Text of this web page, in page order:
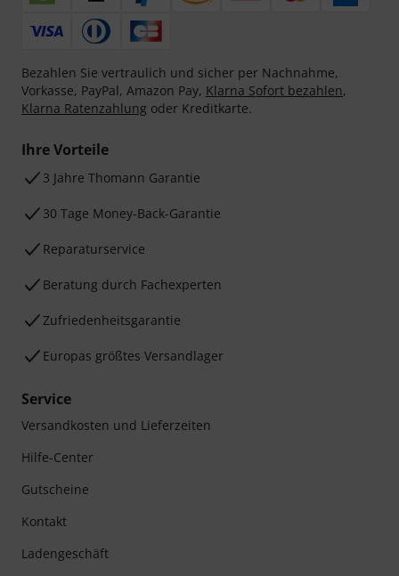
Bezahlen Sie vertraulich und sicher per Nachnahme,
Vorkasse, PayPal, Amazon Pay, Klarna Sofort bezahlen,
Klarna Ratenzahlung oder Kreditkarte.
Ihre Vorteile
3 Jahre Thomann Garantie
30 Tage Money-Back-Garantie
Reparaturservice
Beratung durch Fachexperten
Zufriedenheitsgarantie
Europas größtes Versandlager
Service
Versandkosten und Lieferzeiten
Hilfe-Center
Gutscheine
Kontakt
Ladengeschäft